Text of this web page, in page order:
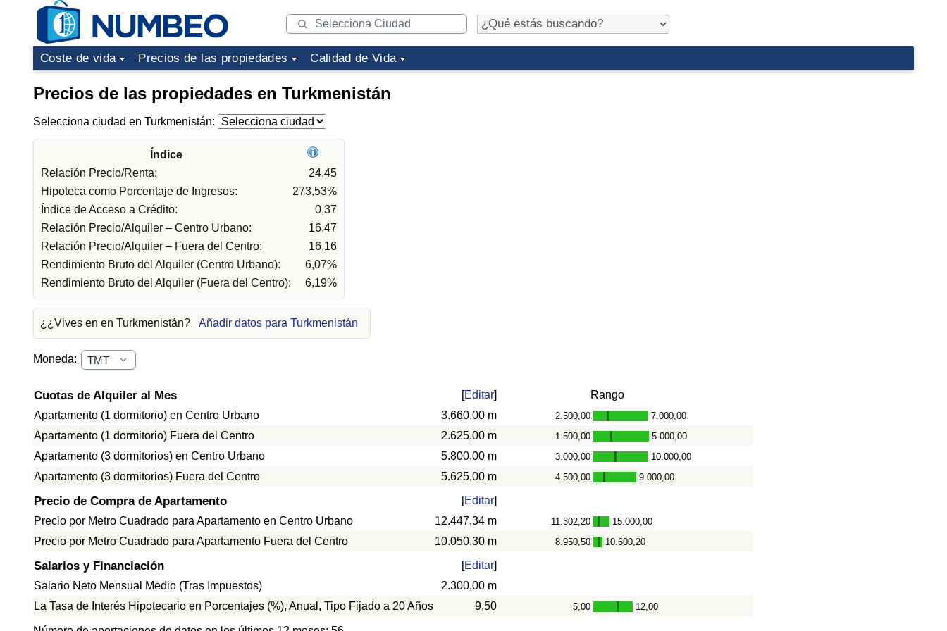
Coste de vida Precios de las propiedades Calidad de Vida
Precios de las propiedades en Turkmenistán
Selecciona ciudad en Turkmenistán:
Índice
Relación Precio/Renta:
24,45
Hipoteca como Porcentaje de Ingresos:
273,53%
Índice de Acceso a Crédito:
0,37
Relación Precio/Alquiler – Centro Urbano:
16,47
Relación Precio/Alquiler – Fuera del Centro:
16,16
Rendimiento Bruto del Alquiler (Centro Urbano):
6,07%
Rendimiento Bruto del Alquiler (Fuera del Centro):
6,19%
¿¿Vives en en Turkmenistán? Añadir datos para Turkmenistán
Moneda:
Cuotas de Alquiler al Mes [Editar]
Rango
Apartamento (1 dormitorio) en Centro Urbano
3.660,00 m 2.500,00 - 7.000,00
Apartamento (1 dormitorio) Fuera del Centro 2.625,00 m 1.500,00 - 5.000,00
Apartamento (3 dormitorios) en Centro Urbano 5.800,00 m 3.000,00 - 10.000,00
Apartamento (3 dormitorios) Fuera del Centro 5.625,00 m 4.500,00 - 9.000,00
Precio de Compra de Apartamento [Editar]
Precio por Metro Cuadrado para Apartamento en Centro Urbano
12.447,34 m 11.302,20 - 15.000,00
Precio por Metro Cuadrado para Apartamento Fuera del Centro 10.050,30 m 8.950,50 - 10.600,20
Salarios y Financiación [Editar]
Salario Neto Mensual Medio (Tras Impuestos)
2.300,00 m
La Tasa de Interés Hipotecario en Porcentajes (%), Anual, Tipo Fijado a 20 Años
9,50 5,00 - 12,00